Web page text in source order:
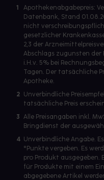
1
Apothekenabgabepreis:
Datenbank, Stand
nicht
gesetzlicher
2,3 der
Abschlags zugunsten der
i.H.v. 5% bei
Tagen. Der tatsächliche
Apotheke.
2 Unverbindliche
tatsächliche Preis
3 Alle Preisangaben inkl.
Bringdienst der
4 Unverbindliche Angabe.
°Punkte vergeben. Es
pro Produkt
für Produkte mit einem
abgegebene Artikel